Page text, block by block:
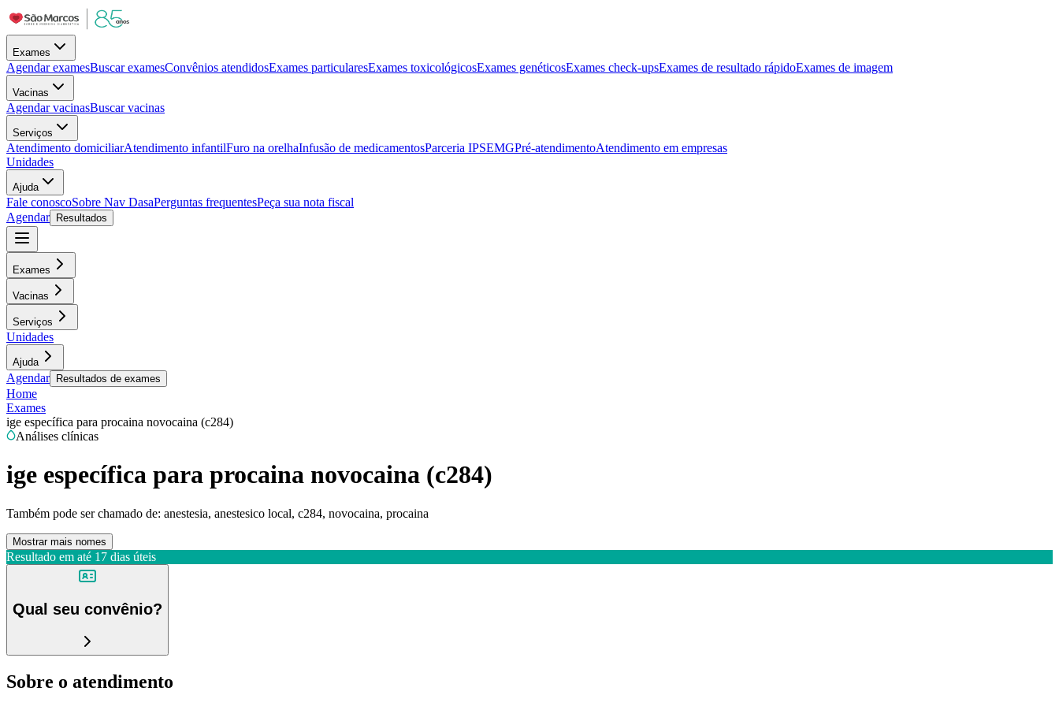
Exames
Agendar examesBuscar examesConvênios atendidosExames particularesExames toxicológicosExames genéticosExames check-upsExames de resultado rápidoExames de imagem
Vacinas
Agendar vacinasBuscar vacinas
Serviços
Atendimento domiciliarAtendimento infantilFuro na orelhaInfusão de medicamentosParceria IPSEMGPré-atendimentoAtendimento em empresas
Unidades
Ajuda
Fale conoscoSobre Nav DasaPerguntas frequentesPeça sua nota fiscal
Agendar
Resultados
Exames
Vacinas
Serviços
Unidades
Ajuda
Agendar Resultados de exames
Home
Exames
ige específica para procaina novocaina (c284)
Análises clínicas
ige específica para procaina novocaina (c284)
Também pode ser chamado de: anestesia, anestesico local, c284, novocaina, procaina
Mostrar mais nomes
Resultado em até 17 dias úteis
Qual seu convênio?
Sobre o atendimento